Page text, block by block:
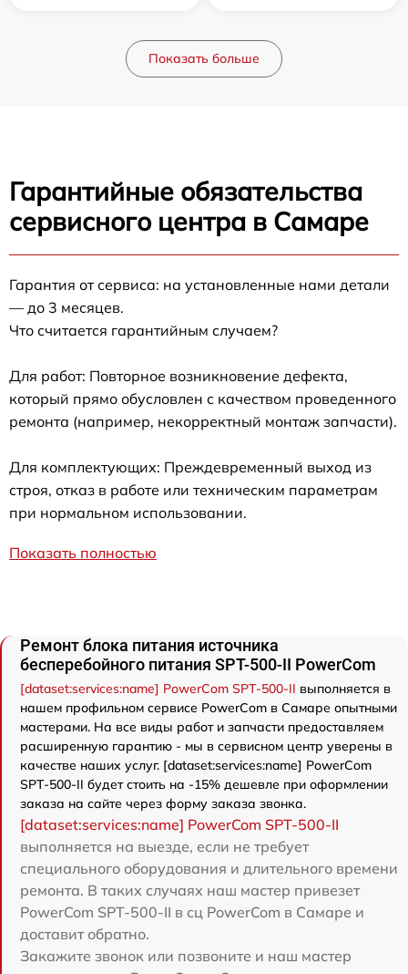
Показать больше
Гарантийные обязательства
сервисного центра в Самаре
Гарантия от сервиса: на установленные нами детали
— до 3 месяцев.
Что считается гарантийным случаем?
Для работ: Повторное возникновение дефекта,
который прямо обусловлен с качеством проведенного
ремонта (например, некорректный монтаж запчасти).
Для комплектующих: Преждевременный выход из
строя, отказ в работе или техническим параметрам
при нормальном использовании.
Показать полностью
Ремонт блока питания источника
бесперебойного питания SPT-500-II PowerCom
[dataset:services:name] PowerCom SPT-500-II выполняется в
нашем профильном сервисе PowerCom в Самаре опытными
мастерами. На все виды работ и запчасти предоставляем
расширенную гарантию - мы в сервисном центр уверены в
качестве наших услуг. [dataset:services:name] PowerCom
SPT-500-II будет стоить на -15% дешевле при оформлении
заказа на сайте через форму заказа звонка.
[dataset:services:name] PowerCom SPT-500-II
выполняется на выезде, если не требует
специального оборудования и длительного времени
ремонта. В таких случаях наш мастер привезет
PowerCom SPT-500-II в сц PowerCom в Самаре и
доставит обратно.
Закажите звонок или позвоните и наш мастер